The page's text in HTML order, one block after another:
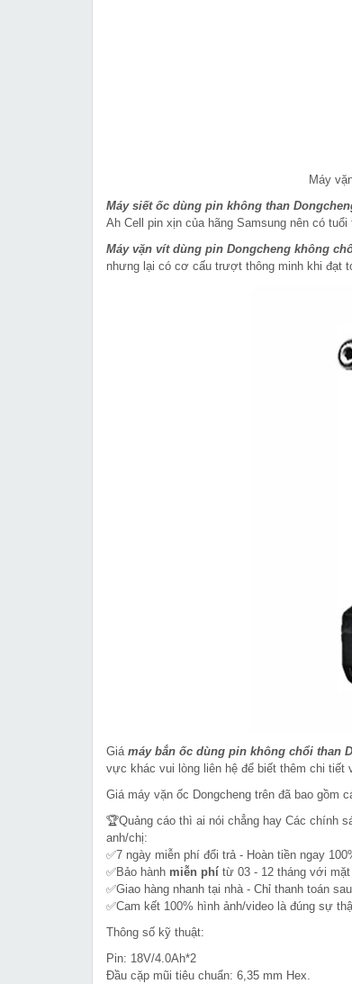
Máy
Máy siết ốc dùng pin không than
Ah Cell pin xịn của hãng Samsung nên có
Máy vặn vít dùng pin Dongcheng không
nhưng lại có cơ cấu trượt thông minh khi đạt
Giá máy bắn ốc dùng pin không chổi than
vực khác vui lòng liên hệ để biết thêm chi tiết
Giá máy vặn ốc Dongcheng trên đã bao gồm
🏆Quảng cáo thì ai nói chẳng hay Các chính
anh/chị:
✅7 ngày miễn phí đổi trả - Hoàn tiền ngay
✅Bảo hành miễn phí từ 03 - 12 tháng với
✅Giao hàng nhanh tại nhà - Chỉ thanh toán
✅Cam kết 100% hình ảnh/video là đúng sự
Thông số kỹ thuật:
Pin: 18V/4.0Ah*2
Đầu cặp mũi tiêu chuẩn: 6,35 mm Hex.